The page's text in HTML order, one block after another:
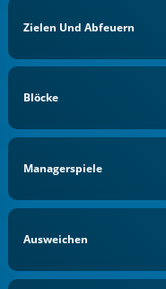
Zielen Und Abfeuern
Blöcke
Managerspiele
Ausweichen